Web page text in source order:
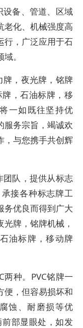
备、管道、区域
老化、机械强度高
行，广泛应用于石
。
，夜光牌，铭牌
，石油标牌，移
一如既往坚持优
服务宗旨，竭诚欢
，与您携手共创辉
队，提供从标志
接各种标志牌工
务优良而得到广大
牌，铭牌机械，
油标牌，移动牌
两种。PVC铭牌一
便，但容易损坏和
蚀、耐磨损等优
部显眼处，如发